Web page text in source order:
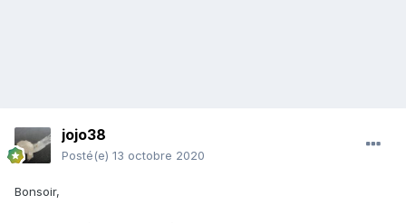
jojo38
Posté(e) 13 octobre 2020
Bonsoir,